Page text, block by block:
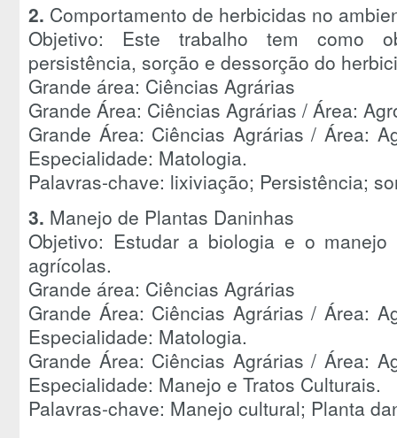
2. Comportamento de herbicidas no
Objetivo: Este trabalho tem como
persistência, sorção e dessorção do
Grande área: Ciências Agrárias
Grande Área: Ciências Agrárias / Área:
Grande Área: Ciências Agrárias / Área:
Especialidade: Matologia.
Palavras-chave: lixiviação; Persistência;
3. Manejo de Plantas Daninhas
Objetivo: Estudar a biologia e o
agrícolas.
Grande área: Ciências Agrárias
Grande Área: Ciências Agrárias / Área:
Especialidade: Matologia.
Grande Área: Ciências Agrárias / Área:
Especialidade: Manejo e Tratos Culturais.
Palavras-chave: Manejo cultural; Planta